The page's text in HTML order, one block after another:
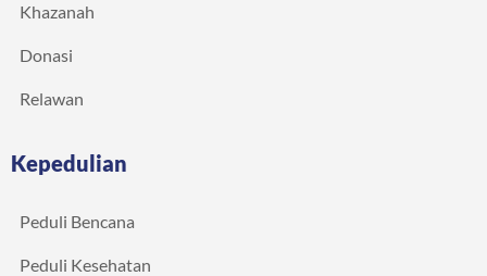
Khazanah
Donasi
Relawan
Kepedulian
Peduli Bencana
Peduli Kesehatan